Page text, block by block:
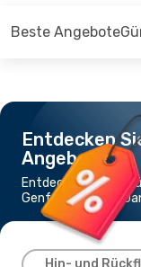
Beste Angebote
Entdecken
Angebote
Entdecken Sie die
Genf nach Rio de
Hin- und